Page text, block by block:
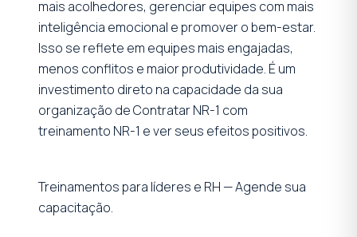
mais acolhedores, gerenciar equipes com mais
inteligência emocional e promover o bem-estar.
Isso se reflete em equipes mais engajadas,
menos conflitos e maior produtividade. É um
investimento direto na capacidade da sua
organização de Contratar NR-1 com
treinamento NR-1 e ver seus efeitos positivos.
Treinamentos para líderes e RH — Agende sua
capacitação.